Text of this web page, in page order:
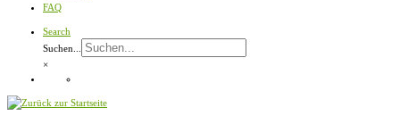
FAQ
Search
Suchen...
×